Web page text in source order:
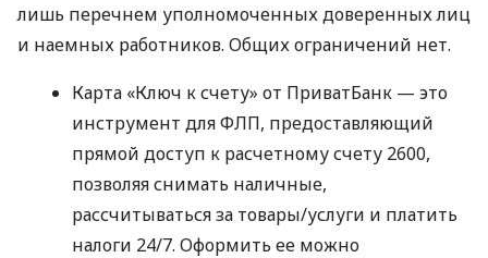
лишь перечнем уполномоченных доверенных лиц
и наемных работников. Общих ограничений нет.
Карта «Ключ к счету» от ПриватБанк — это
инструмент для ФЛП, предоставляющий
прямой доступ к расчетному счету 2600,
позволяя снимать наличные,
рассчитываться за товары/услуги и платить
налоги 24/7. Оформить ее можно